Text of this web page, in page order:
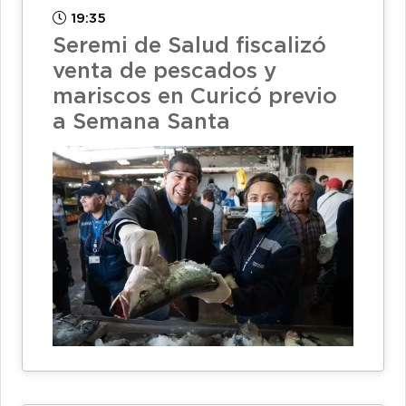
19:35
Seremi de Salud fiscalizó
venta de pescados y
mariscos en Curicó previo
a Semana Santa